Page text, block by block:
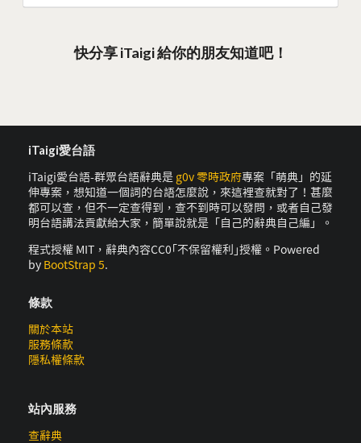
快分享 iTaigi 給你的朋友知道吧！
iTaigi愛台語
iTaigi愛台語-群眾台語辭典是 g0v 零時政府專案「萌典」的延
伸專案，想知道一個詞的台語怎麼說，來這裡查就對了！甚麼
都可以查，但不一定查得到，查不到時可以發問，或者自己發
明台語講法貢獻給大家，簡單說就是「自己的辭典自己編」。
程式授權 MIT，辭典內容CC0｢不保留權利｣授權。Powered
by BootStrap 5.
條款
關於本站
服務條款
隱私權條款
站內服務
查辭典